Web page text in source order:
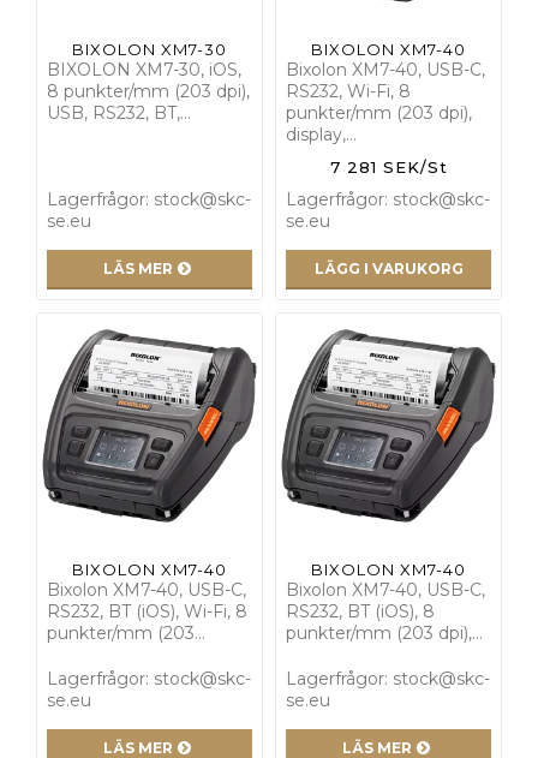
BIXOLON XM7-30
BIXOLON XM7-30, iOS,
8 punkter/mm (203 dpi),
USB, RS232, BT,…
Lagerfrågor: stock@skc-
se.eu
LÄS MER
BIXOLON XM7-40
Bixolon XM7-40, USB-C,
RS232, Wi-Fi, 8
punkter/mm (203 dpi),
display,…
7 281 SEK/St
Lagerfrågor: stock@skc-
se.eu
LÄGG I VARUKORG
BIXOLON XM7-40
Bixolon XM7-40, USB-C,
RS232, BT (iOS), Wi-Fi, 8
punkter/mm (203…
Lagerfrågor: stock@skc-
se.eu
LÄS MER
BIXOLON XM7-40
Bixolon XM7-40, USB-C,
RS232, BT (iOS), 8
punkter/mm (203 dpi),…
Lagerfrågor: stock@skc-
se.eu
LÄS MER